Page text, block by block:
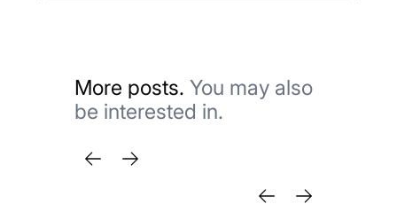
More posts.You may also
be interested in.